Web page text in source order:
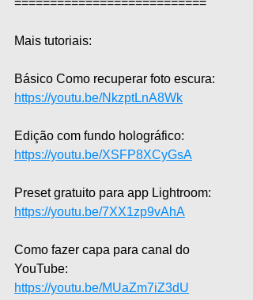
Mais tutoriais:
Básico Como recuperar foto escura:
https://youtu.be/NkzptLnA8Wk
Edição com fundo holográfico:
https://youtu.be/XSFP8XCyGsA
Preset gratuito para app Lightroom:
https://youtu.be/7XX1zp9vAhA
Como fazer capa para canal do
YouTube:
https://youtu.be/MUaZm7iZ3dU